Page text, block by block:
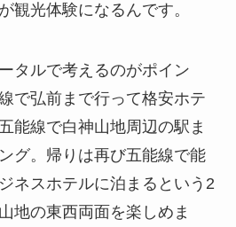
観光体験になるんです。
タルで考えるのがポイン
で弘前まで行って格安ホテ
能線で白神山地周辺の駅ま
グ。帰りは再び五能線で能
ネスホテルに泊まるという2
地の東西両面を楽しめま